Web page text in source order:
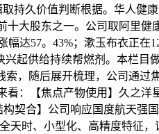
持久价值判断根据。华人健康
大股东之一。公司取阿里健
达57。43%；漱玉布衣正在
起供给持续帮燃剂。本栏目
，随后展开梳理，公司通过
看：【焦点产物使用】久之洋
契合】公司响应国度航天强
天时、小型化、高精度特征